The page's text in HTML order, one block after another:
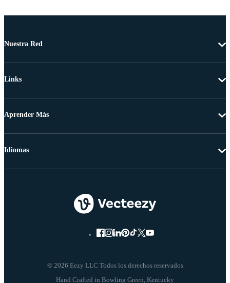
Nuestra Red
Links
Aprender Más
© 2026 Eezy LLC Todos los derechos reservados
Idiomas